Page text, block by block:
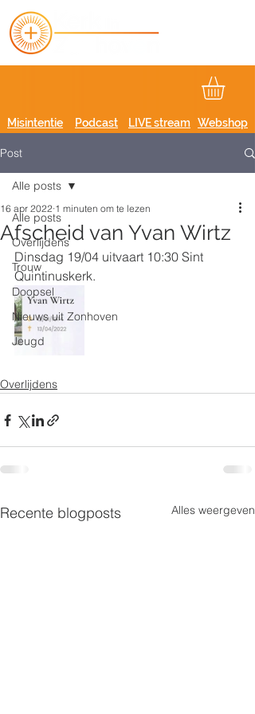
Podcast
Misintentie LIVE stream Webshop
Post
Alle posts
Overlijdens
Trouw
Doopsel
Nieuws uit Zonhoven
Jeugd
Alle posts
Afscheid van Yvan Wirtz
16 apr 2022 1 minuten om te lezen
Dinsdag 19/04 uitvaart 10:30 Sint
Quintinuskerk.
Overlijdens
Recente blogposts Alles weergeven